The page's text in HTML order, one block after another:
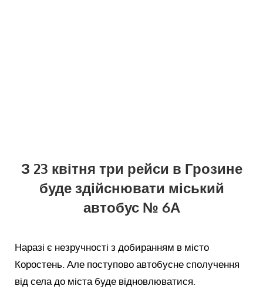
З 23 квітня три рейси в Грозине
буде здійснювати міський
автобус № 6А
Наразі є незручності з добиранням в місто
Коростень. Але поступово автобусне сполучення
від села до міста буде відновлюватися.